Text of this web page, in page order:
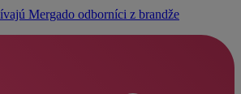
Mergado odborníci z brandže